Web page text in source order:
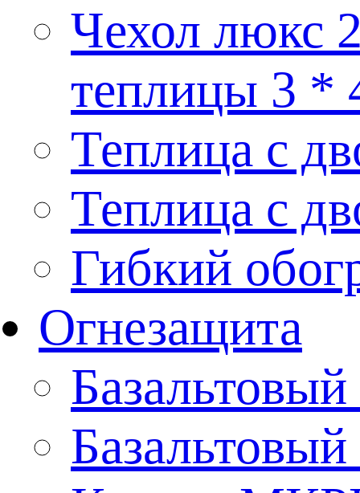
Чехол люкс
теплицы 3 *
Теплица с
Теплица с
Гибкий
Огнезащита